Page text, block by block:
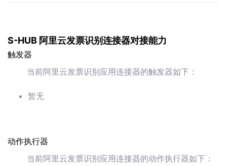
S-HUB 阿里云发票识别连接器对接能力
触发器
当前阿里云发票识别应用连接器的触发器如下：
暂无
动作执行器
当前阿里云发票识别应用连接器的动作执行器如下：